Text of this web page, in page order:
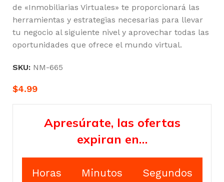
de «Inmobiliarias Virtuales» te proporcionará las
herramientas y estrategias necesarias para llevar
tu negocio al siguiente nivel y aprovechar todas las
oportunidades que ofrece el mundo virtual.
SKU: NM-665
$4.99
Apresúrate, las ofertas
expiran en…
Horas Minutos Segundos